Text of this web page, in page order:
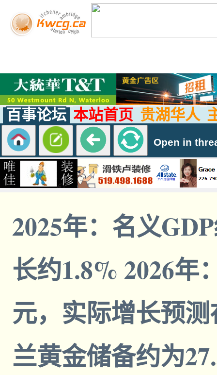
百事论坛 本站首页 贵湖华人
Open in
2025年：名义
长约1.8% 2026年
元，实际增长预
兰黄金储备约为